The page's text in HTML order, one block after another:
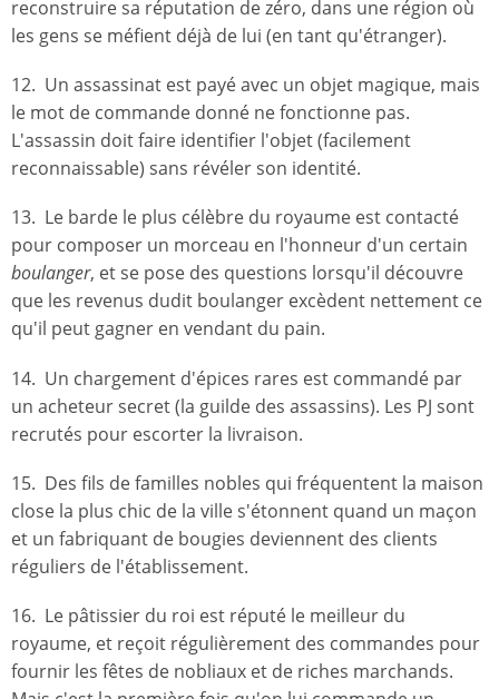
reconstruire sa réputation de zéro, dans une région où
les gens se méfient déjà de lui (en tant qu'étranger).
12. Un assassinat est payé avec un objet magique, mais
le mot de commande donné ne fonctionne pas.
L'assassin doit faire identifier l'objet (facilement
reconnaissable) sans révéler son identité.
13. Le barde le plus célèbre du royaume est contacté
pour composer un morceau en l'honneur d'un certain
boulanger, et se pose des questions lorsqu'il découvre
que les revenus dudit boulanger excèdent nettement ce
qu'il peut gagner en vendant du pain.
14. Un chargement d'épices rares est commandé par
un acheteur secret (la guilde des assassins). Les PJ sont
recrutés pour escorter la livraison.
15. Des fils de familles nobles qui fréquentent la maison
close la plus chic de la ville s'étonnent quand un maçon
et un fabriquant de bougies deviennent des clients
réguliers de l'établissement.
16. Le pâtissier du roi est réputé le meilleur du
royaume, et reçoit régulièrement des commandes pour
fournir les fêtes de nobliaux et de riches marchands.